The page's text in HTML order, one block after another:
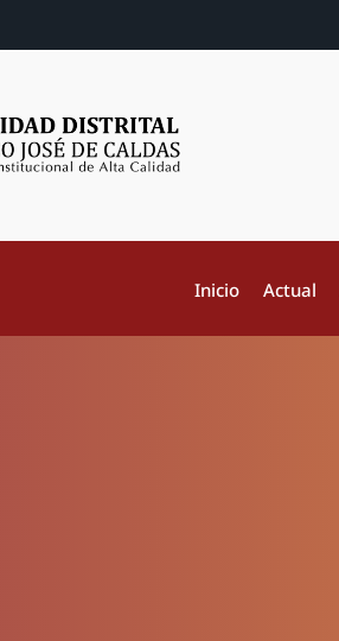
Inicio Actual